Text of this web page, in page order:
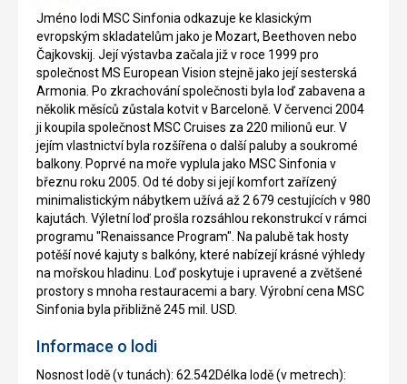
Jméno lodi MSC Sinfonia odkazuje ke klasickým
evropským skladatelům jako je Mozart, Beethoven nebo
Čajkovskij. Její výstavba začala již v roce 1999 pro
společnost MS European Vision stejně jako její sesterská
Armonia. Po zkrachování společnosti byla loď zabavena a
několik měsíců zůstala kotvit v Barceloně. V červenci 2004
ji koupila společnost MSC Cruises za 220 milionů eur. V
jejím vlastnictví byla rozšířena o další paluby a soukromé
balkony. Poprvé na moře vyplula jako MSC Sinfonia v
březnu roku 2005. Od té doby si její komfort zařízený
minimalistickým nábytkem užívá až 2 679 cestujících v 980
kajutách. Výletní loď prošla rozsáhlou rekonstrukcí v rámci
programu "Renaissance Program". Na palubě tak hosty
potěší nové kajuty s balkóny, které nabízejí krásné výhledy
na mořskou hladinu. Loď poskytuje i upravené a zvětšené
prostory s mnoha restauracemi a bary. Výrobní cena MSC
Sinfonia byla přibližně 245 mil. USD.
Informace o lodi
Nosnost lodě (v tunách): 62.542Délka lodě (v metrech):